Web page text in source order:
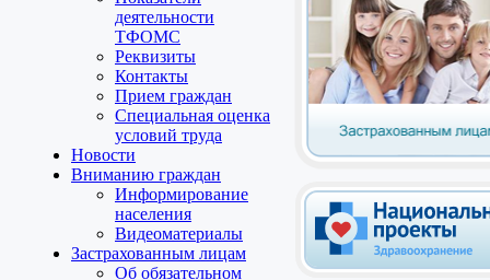
деятельности
ТФОМС
Реквизиты
Контакты
Прием граждан
Специальная оценка
условий труда
Новости
Вниманию граждан
Информирование
населения
Видеоматериалы
Застрахованным лицам
Об обязательном